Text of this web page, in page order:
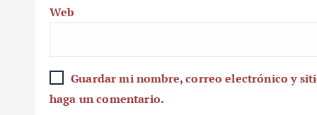
Web
Guardar mi nombre, correo electrónico y
haga un comentario.